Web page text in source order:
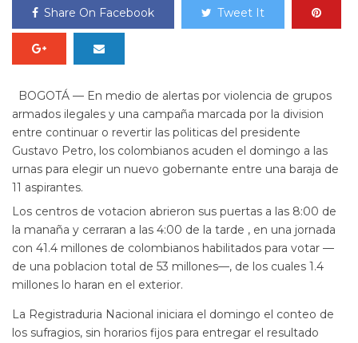
Share On Facebook Tweet It
BOGOTÁ — En medio de alertas por violencia de grupos
armados ilegales y una campaña marcada por la division
entre continuar o revertir las politicas del presidente
Gustavo Petro, los colombianos acuden el domingo a las
urnas para elegir un nuevo gobernante entre una baraja de
11 aspirantes.
Los centros de votacion abrieron sus puertas a las 8:00 de
la manaña y cerraran a las 4:00 de la tarde , en una jornada
con 41.4 millones de colombianos habilitados para votar —
de una poblacion total de 53 millones—, de los cuales 1.4
millones lo haran en el exterior.
La Registraduria Nacional iniciara el domingo el conteo de
los sufragios, sin horarios fijos para entregar el resultado